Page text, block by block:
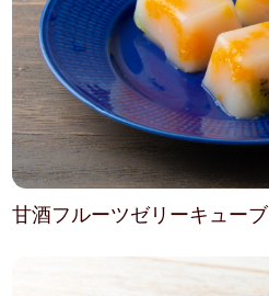
甘酒フルーツゼリーキューブ